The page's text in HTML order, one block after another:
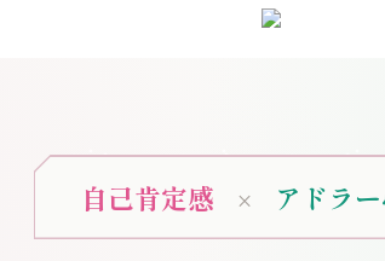
自己肯定感 × アドラ